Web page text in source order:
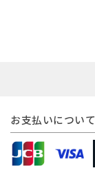
お支払いについて